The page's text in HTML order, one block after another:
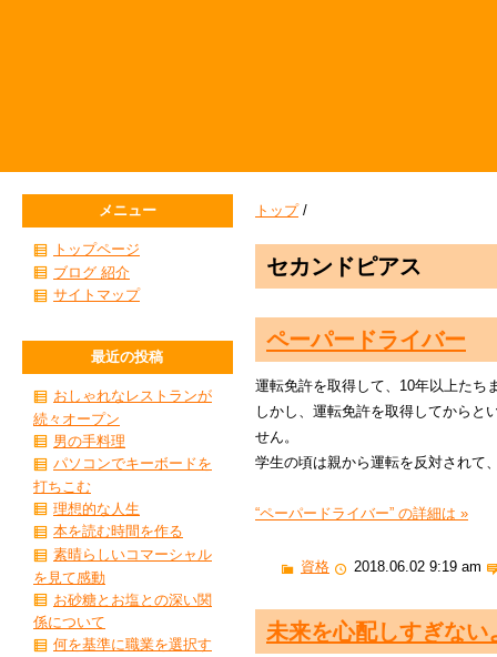
トップ/
セカンドピアス
ペーパードライバー
運転免許を取得して、10年以上たち
しかし、運転免許を取得してからと
せん。
学生の頃は親から運転を反対されて
“ペーパードライバー” の詳細は »
資格 2018.06.02 9:19 am
未来を心配しすぎない
メニュー
トップページ
ブログ 紹介
サイトマップ
最近の投稿
おしゃれなレストランが
続々オープン
男の手料理
パソコンでキーボードを
打ちこむ
理想的な人生
本を読む時間を作る
素晴らしいコマーシャル
を見て感動
お砂糖とお塩との深い関
係について
何を基準に職業を選択す